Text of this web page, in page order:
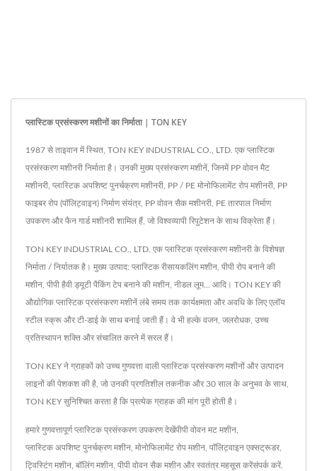
प्लास्टिक प्रसंस्करण मशीनों का निर्माता | TON KEY
1987 से ताइवान में स्थित, TON KEY INDUSTRIAL CO., LTD. एक प्लास्टिक
प्रसंस्करण मशीनरी निर्माता है। उनकी मुख्य प्रसंस्करण मशीनें, जिनमें PP वोवन मैट
मशीनरी, प्लास्टिक अपशिष्ट पुनर्चक्रण मशीनरी, PP / PE मोनोफिलामेंट रोप मशीनरी, PP
फाइबर रोप (पॉलिट्वाइन) निर्माण संयंत्र, PP वोवन सैक मशीनरी, PE तारपाल निर्माण
उपकरण और फैन गार्ड मशीनरी शामिल हैं, जो विश्वव्यापी रिपुटेशन के साथ विक्रेता हैं।
TON KEY INDUSTRIAL CO., LTD. एक प्लास्टिक प्रसंस्करण मशीनरी के विशेषज्ञ
निर्माता / निर्यातक है। मुख्य उत्पाद: प्लास्टिक रीसायकलिंग मशीन, पीपी रोप बनाने की
मशीन, पीपी हैवी ड्यूटी पैकिंग टेप बनाने की मशीन, नीडल लूम... आदि। TON KEY की
औद्योगिक प्लास्टिक प्रसंस्करण मशीनें लंबे समय तक कार्यक्षमता और अवधि के लिए एलॉय
स्टील स्क्रू और टी-डाई के साथ बनाई जाती हैं। वे भी हल्के वजन, जलरोधक, उच्च
प्रतिस्थापन शक्ति और संचालित करने में सरल हैं।
TON KEY ने ग्राहकों को उच्च गुणवत्ता वाली प्लास्टिक प्रसंस्करण मशीनों और उत्पादन
लाइनों की पेशकश की है, जो उनकी प्रगतिशील तकनीक और 30 साल के अनुभव के साथ,
TON KEY सुनिश्चित करता है कि प्रत्येक ग्राहक की मांग पूरी होती है।
हमारे गुणवत्तापूर्ण प्लास्टिक प्रसंस्करण उपकरण देखेंपीपी वोवन मट मशीन
प्लास्टिक अपशिष्ट पुनर्चक्रण मशीन मोनोफिलामेंट रोप मशीन पॉलिट्वाइन एक्सट्रूडर,
ट्विस्टिंग मशीन बॉलिंग मशीन पीपी वोवन सैक मशीन और स्वतंत्र महसूस करेंसंपर्क करें.